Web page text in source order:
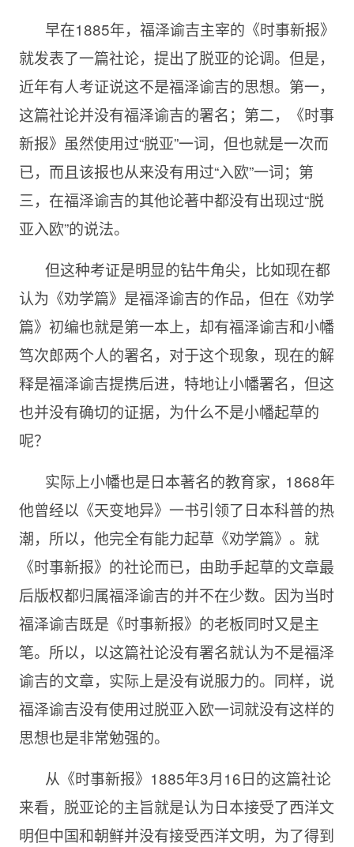
早在1885年，福泽谕吉主宰的《时事新报》
就发表了一篇社论，提出了脱亚的论调。但是，
近年有人考证说这不是福泽谕吉的思想。第一，
这篇社论并没有福泽谕吉的署名；第二，《时事
新报》虽然使用过“脱亚”一词，但也就是一次而
已，而且该报也从来没有用过“入欧”一词；第
三，在福泽谕吉的其他论著中都没有出现过“脱
亚入欧”的说法。
但这种考证是明显的钻牛角尖，比如现在都
认为《劝学篇》是福泽谕吉的作品，但在《劝学
篇》初编也就是第一本上，却有福泽谕吉和小幡
笃次郎两个人的署名，对于这个现象，现在的解
释是福泽谕吉提携后进，特地让小幡署名，但这
也并没有确切的证据，为什么不是小幡起草的
呢？
实际上小幡也是日本著名的教育家，1868年
他曾经以《天变地异》一书引领了日本科普的热
潮，所以，他完全有能力起草《劝学篇》。就
《时事新报》的社论而已，由助手起草的文章最
后版权都归属福泽谕吉的并不在少数。因为当时
福泽谕吉既是《时事新报》的老板同时又是主
笔。所以，以这篇社论没有署名就认为不是福泽
谕吉的文章，实际上是没有说服力的。同样，说
福泽谕吉没有使用过脱亚入欧一词就没有这样的
思想也是非常勉强的。
从《时事新报》1885年3月16日的这篇社论
来看，脱亚论的主旨就是认为日本接受了西洋文
明但中国和朝鲜并没有接受西洋文明，为了得到